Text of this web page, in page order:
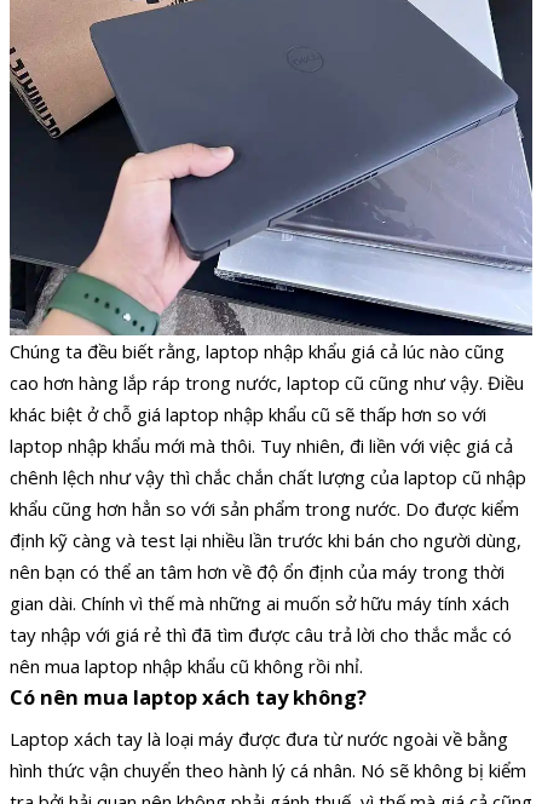
Chúng ta đều biết rằng, laptop nhập khẩu giá cả lúc nào cũng
cao hơn hàng lắp ráp trong nước, laptop cũ cũng như vậy. Điều
khác biệt ở chỗ giá laptop nhập khẩu cũ sẽ thấp hơn so với
laptop nhập khẩu mới mà thôi. Tuy nhiên, đi liền với việc giá cả
chênh lệch như vậy thì chắc chắn chất lượng của laptop cũ nhập
khẩu cũng hơn hẳn so với sản phẩm trong nước. Do được kiểm
định kỹ càng và test lại nhiều lần trước khi bán cho người dùng,
nên bạn có thể an tâm hơn về độ ổn định của máy trong thời
gian dài. Chính vì thế mà những ai muốn sở hữu máy tính xách
tay nhập với giá rẻ thì đã tìm được câu trả lời cho thắc mắc có
nên mua laptop nhập khẩu cũ không rồi nhỉ.
Có nên mua laptop xách tay không?
Laptop xách tay là loại máy được đưa từ nước ngoài về bằng
hình thức vận chuyển theo hành lý cá nhân. Nó sẽ không bị kiểm